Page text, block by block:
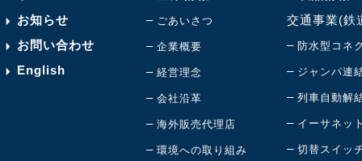
お知らせ
お問い合わせ
English
– ごあいさつ
– 企業概要
– 経営理念
– 会社沿革
– 海外販売代理店
– 環境への取り組み
交通事業(鉄
– 防水型コネ
– ジャンパ連
– 列車自動解
– イーサネッ
– 切替スイッ